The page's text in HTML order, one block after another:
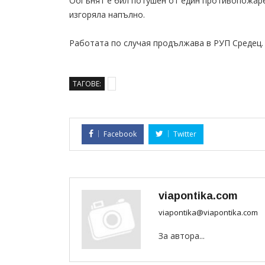
изгоряла напълно.
Работата по случая продължава в РУП Средец.
ТАГОВЕ:
Facebook Twitter
viapontika.com
viapontika@viapontika.com
За автора...